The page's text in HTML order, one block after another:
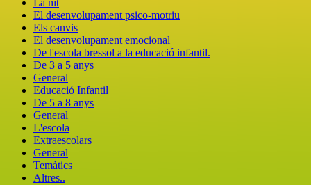
La nit
El desenvolupament psico-motriu
Els canvis
El desenvolupament emocional
De l'escola bressol a la educació infantil.
De 3 a 5 anys
General
Educació Infantil
De 5 a 8 anys
General
L'escola
Extraescolars
General
Temàtics
Altres..